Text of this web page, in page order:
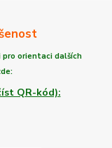
pro orientaci dalších
QR-kód):